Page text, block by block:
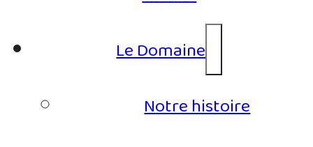
Le Domaine
Notre histoire